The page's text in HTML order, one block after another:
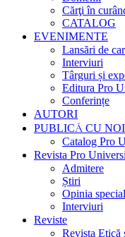
Cărţi în
CATALOG
EVENIMENTE
Lansări de
Interviuri
Târguri și
Editura Pro
Conferințe
AUTORI
PUBLICĂ CU NOI
Catalog Pro
Revista Pro
Admitere
Știri
Opinia
Interviuri
Reviste
Revista Etică